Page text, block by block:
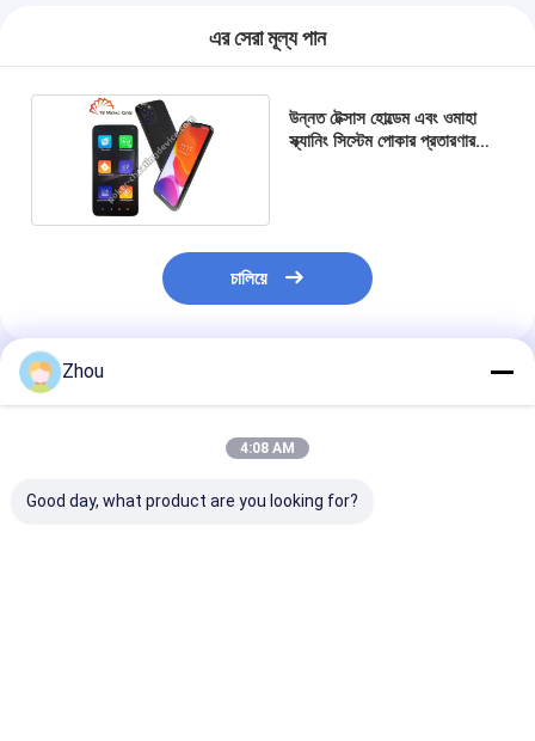
এর সেরা মূল্য পান
উন্নত টেক্সাস হোল্ডেম এবং ওমাহা
স্ক্যানিং সিস্টেম পোকার প্রতারণার
চালিয়ে
প্রস্তাবিত পণ্য
Zhou
4:08 AM
Good day, what product are you looking for?